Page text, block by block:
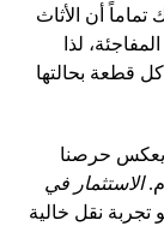
أن الأثاث
لذا
قطعة بحالتها
يعكس حرصنا
الاستثمار في
تجربة نقل خالية